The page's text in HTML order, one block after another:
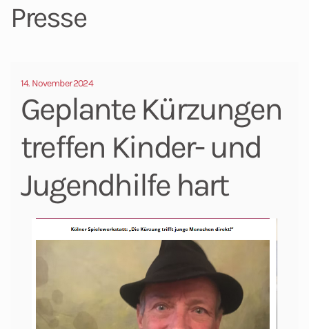
Presse
14. November 2024
Geplante Kürzungen
treffen Kinder- und
Jugendhilfe hart